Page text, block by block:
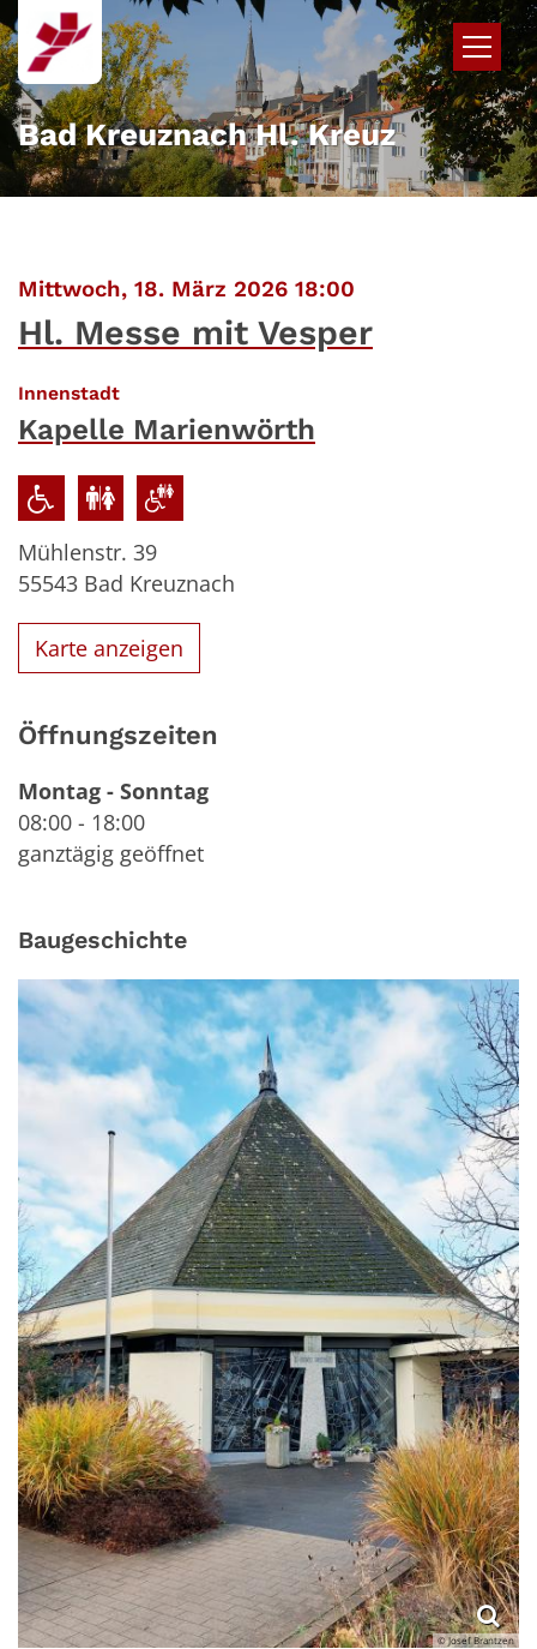
Zum Inhalt springen
Bad Kreuznach Hl. Kreuz
Mittwoch, 18. März 2026 18:00
Hl. Messe mit Vesper
Innenstadt:
Kapelle Marienwörth
Mühlenstr. 39
55543 Bad Kreuznach
Karte anzeigen
Öffnungszeiten
Montag - Sonntag
08:00 - 18:00
ganztägig geöffnet
Baugeschichte
© Josef Brantzen